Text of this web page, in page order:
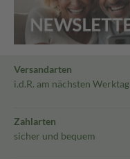
Versandarten
i.d.R. am nächsten Werktag
Zahlarten
sicher und bequem